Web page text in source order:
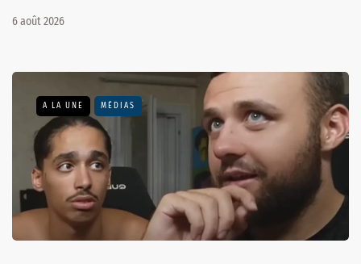
6 août 2026
A LA UNE MÉDIAS